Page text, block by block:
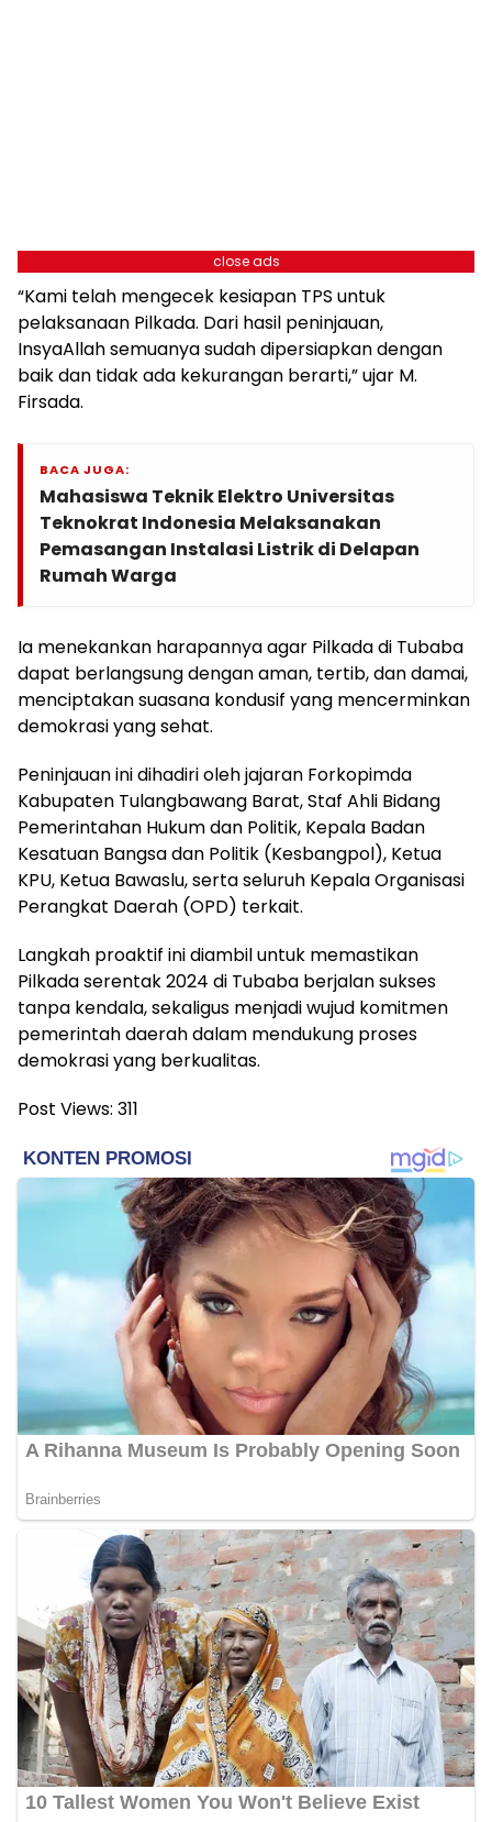
close ads
“Kami telah mengecek kesiapan TPS untuk
pelaksanaan Pilkada. Dari hasil peninjauan,
InsyaAllah semuanya sudah dipersiapkan dengan
baik dan tidak ada kekurangan berarti,” ujar M.
Firsada.
BACA JUGA:
Mahasiswa Teknik Elektro Universitas
Teknokrat Indonesia Melaksanakan
Pemasangan Instalasi Listrik di Delapan
Rumah Warga
Ia menekankan harapannya agar Pilkada di Tubaba
dapat berlangsung dengan aman, tertib, dan damai,
menciptakan suasana kondusif yang mencerminkan
demokrasi yang sehat.
Peninjauan ini dihadiri oleh jajaran Forkopimda
Kabupaten Tulangbawang Barat, Staf Ahli Bidang
Pemerintahan Hukum dan Politik, Kepala Badan
Kesatuan Bangsa dan Politik (Kesbangpol), Ketua
KPU, Ketua Bawaslu, serta seluruh Kepala Organisasi
Perangkat Daerah (OPD) terkait.
Langkah proaktif ini diambil untuk memastikan
Pilkada serentak 2024 di Tubaba berjalan sukses
tanpa kendala, sekaligus menjadi wujud komitmen
pemerintah daerah dalam mendukung proses
demokrasi yang berkualitas.
Post Views: 311